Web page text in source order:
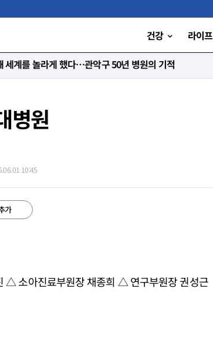
건강 라이프
세계를 놀라게 했다…관악구 50년 병원의 기적
병원
10:45
가
△ 소아진료부원장 채종희 △ 연구부원장 권성근